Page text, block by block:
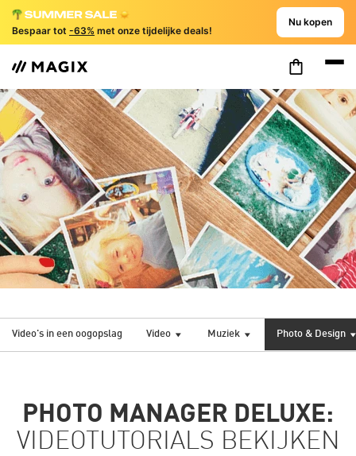
Bespaar tot -63% met onze tijdelijke deals!
Nu kopen
Video's in een oogopslag Video Muziek Photo & Design
PHOTO MANAGER DELUXE:
VIDEOTUTORIALS BEKIJKEN